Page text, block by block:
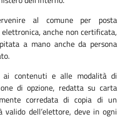
al comune per posta
anche non certificata,
a mano anche da persona
ai contenuti e alle modalità di
di opzione, redatta su carta
corredata di copia di un
valido dell’elettore, deve in ogni